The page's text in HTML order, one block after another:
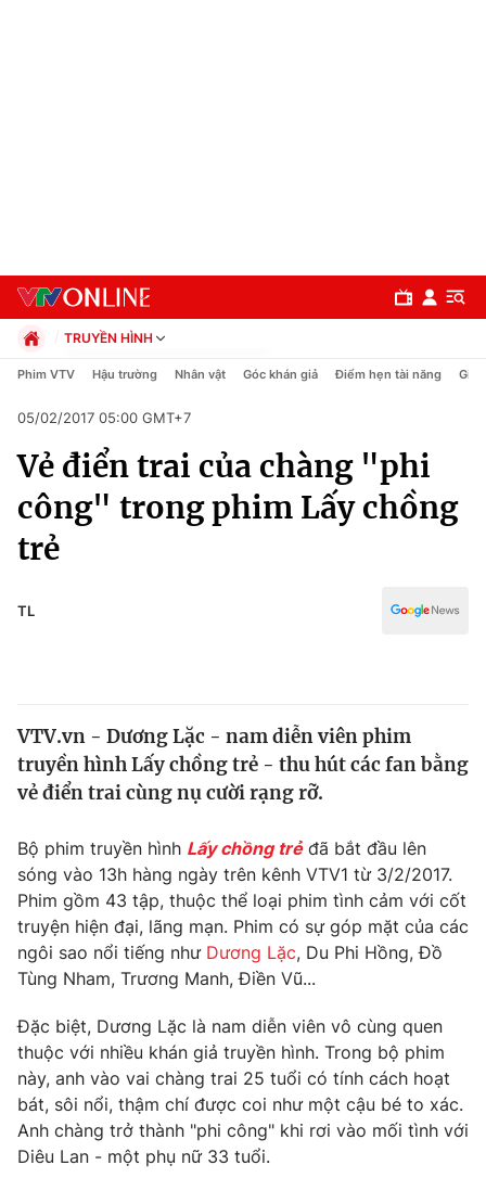
Chuyên mục
Chính trị
Xã hội
Pháp luật
Thế giới
Tin tức
Câu chuyện quốc tế
Kinh tế
Tài chính
Thị trường
Góc doanh nghiệp
Dữ liệu và đời sống
Truyền hình
Phim VTV
Hậu trường
Nhân vật
Khán giả
Giải sao mai
Giải trí
Điện ảnh
Âm nhạc
Sao
Đời sống
Du lịch
Làm đẹp
Giáo dục
Tuyển sinh
TRUYỀN HÌNH
Chính trị
Pháp luật
Kinh tế
Thể thao
Truyền hình
Phim VTV Hậu trường Nhân vật Góc khán giả Điểm hẹn tài năng Giải
05/02/2017 05:00 GMT+7
Vẻ điển trai của chàng "phi
công" trong phim Lấy chồng
trẻ
TL
VTV.vn - Dương Lặc - nam diễn viên phim
truyền hình Lấy chồng trẻ - thu hút các fan bằng
vẻ điển trai cùng nụ cười rạng rỡ.
Bộ phim truyền hình Lấy chồng trẻđã bắt đầu lên
sóng vào 13h hàng ngày trên kênh VTV1 từ 3/2/2017.
Phim gồm 43 tập, thuộc thể loại phim tình cảm với cốt
truyện hiện đại, lãng mạn. Phim có sự góp mặt của các
ngôi sao nổi tiếng như Dương Lặc, Du Phi Hồng, Đồ
Tùng Nham, Trương Manh, Điền Vũ...
Đặc biệt, Dương Lặc là nam diễn viên vô cùng quen
thuộc với nhiều khán giả truyền hình. Trong bộ phim
này, anh vào vai chàng trai 25 tuổi có tính cách hoạt
bát, sôi nổi, thậm chí được coi như một cậu bé to xác.
Anh chàng trở thành "phi công" khi rơi vào mối tình với
Diêu Lan - một phụ nữ 33 tuổi.